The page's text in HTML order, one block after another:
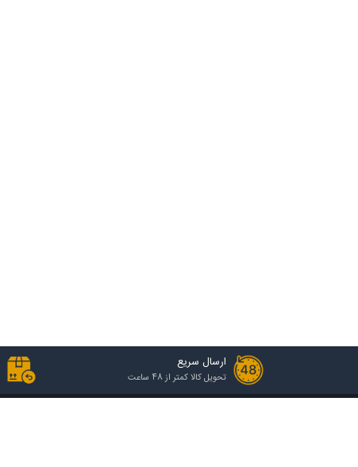
ارسال سریع
تحویل کالا کمتر از 48 ساعت